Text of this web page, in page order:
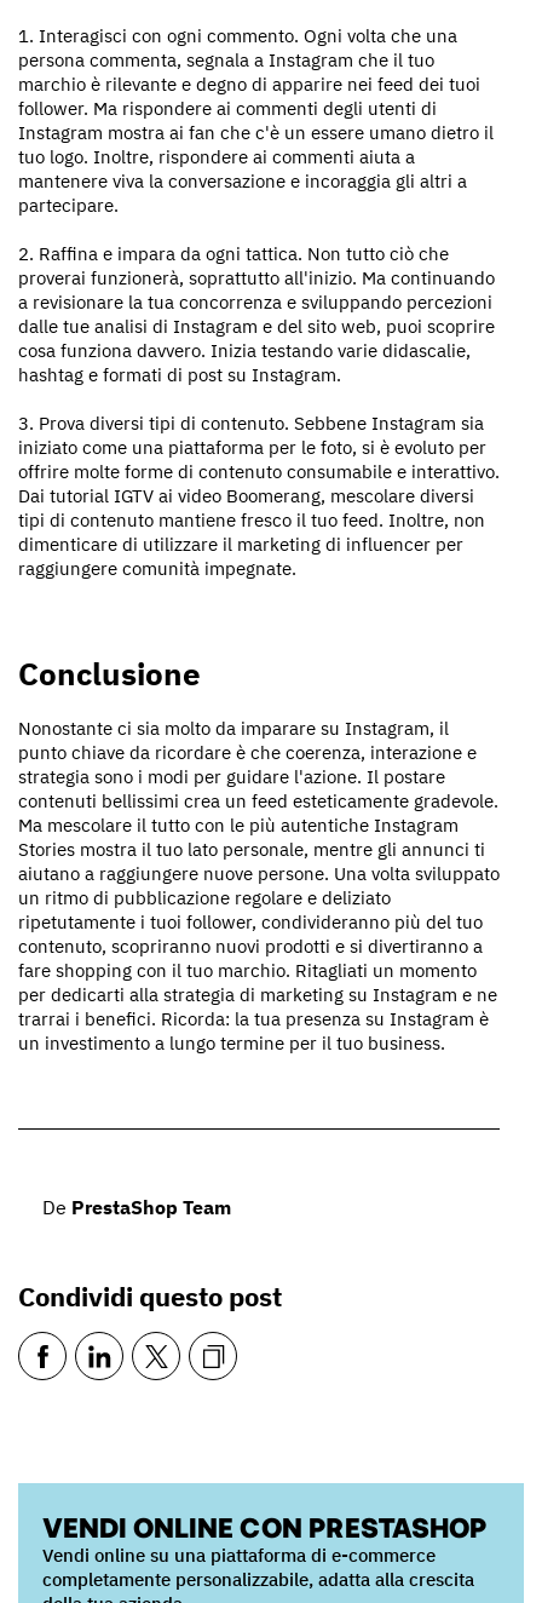
1. Interagisci con ogni commento. Ogni volta che una
persona commenta, segnala a Instagram che il tuo
marchio è rilevante e degno di apparire nei feed dei tuoi
follower. Ma rispondere ai commenti degli utenti di
Instagram mostra ai fan che c'è un essere umano dietro il
tuo logo. Inoltre, rispondere ai commenti aiuta a
mantenere viva la conversazione e incoraggia gli altri a
partecipare.
2. Raffina e impara da ogni tattica. Non tutto ciò che
proverai funzionerà, soprattutto all'inizio. Ma continuando
a revisionare la tua concorrenza e sviluppando percezioni
dalle tue analisi di Instagram e del sito web, puoi scoprire
cosa funziona davvero. Inizia testando varie didascalie,
hashtag e formati di post su Instagram.
3. Prova diversi tipi di contenuto. Sebbene Instagram sia
iniziato come una piattaforma per le foto, si è evoluto per
offrire molte forme di contenuto consumabile e interattivo.
Dai tutorial IGTV ai video Boomerang, mescolare diversi
tipi di contenuto mantiene fresco il tuo feed. Inoltre, non
dimenticare di utilizzare il marketing di influencer per
raggiungere comunità impegnate.
Conclusione
Nonostante ci sia molto da imparare su Instagram, il
punto chiave da ricordare è che coerenza, interazione e
strategia sono i modi per guidare l'azione. Il postare
contenuti bellissimi crea un feed esteticamente gradevole.
Ma mescolare il tutto con le più autentiche Instagram
Stories mostra il tuo lato personale, mentre gli annunci ti
aiutano a raggiungere nuove persone. Una volta sviluppato
un ritmo di pubblicazione regolare e deliziato
ripetutamente i tuoi follower, condivideranno più del tuo
contenuto, scopriranno nuovi prodotti e si divertiranno a
fare shopping con il tuo marchio. Ritagliati un momento
per dedicarti alla strategia di marketing su Instagram e ne
trarrai i benefici. Ricorda: la tua presenza su Instagram è
un investimento a lungo termine per il tuo business.
De PrestaShop Team
Condividi questo post
VENDI ONLINE CON PRESTASHOP
Vendi online su una piattaforma di e-commerce
completamente personalizzabile, adatta alla crescita